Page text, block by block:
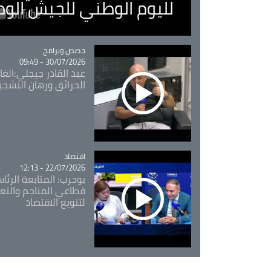
لليوم الوطني للجيش
Catégorie
حصص وبرامج
30/07/2026 - 09:49
عبد القادر
الحرائق ورهان
Catégorie
اقتصاد
22/07/2026 - 12:13
بوحرب: المتابعة
قطاعي المناجم
لتنويع الاقتصاد